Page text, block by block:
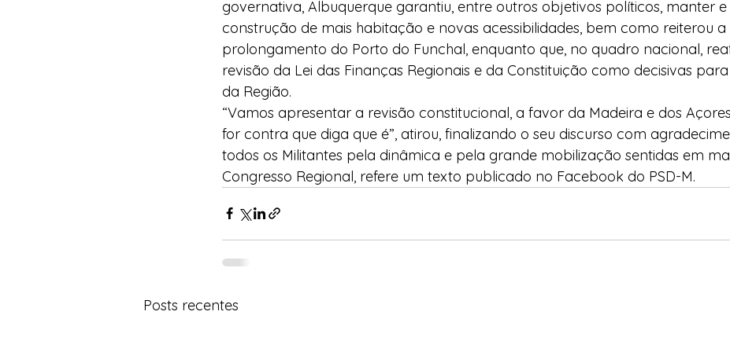
governativa, Albuquerque garantiu, entre outros objetivos políticos, manter
construção de mais habitação e novas acessibilidades, bem como reiterou
prolongamento do Porto do Funchal, enquanto que, no quadro nacional,
revisão da Lei das Finanças Regionais e da Constituição como decisivas
da Região.
“Vamos apresentar a revisão constitucional, a favor da Madeira e dos
for contra que diga que é”, atirou, finalizando o seu discurso com
todos os Militantes pela dinâmica e pela grande mobilização sentidas em
Congresso Regional, refere um texto publicado no Facebook do PSD-M.
Posts recentes